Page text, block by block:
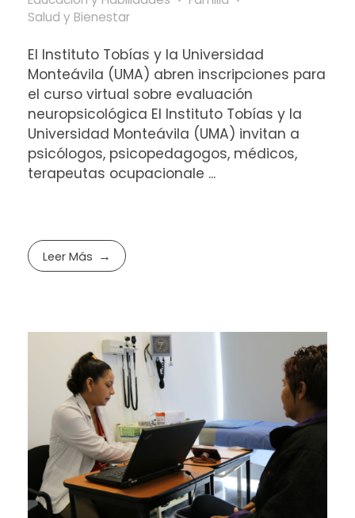
Salud y Bienestar
El Instituto Tobías y la Universidad
Monteávila (UMA) abren inscripciones para
el curso virtual sobre evaluación
neuropsicológica El Instituto Tobías y la
Universidad Monteávila (UMA) invitan a
psicólogos, psicopedagogos, médicos,
terapeutas ocupacionale ...
Leer Más